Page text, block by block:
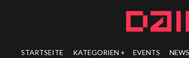
STARTSEITE KATEGORIEN EVENTS